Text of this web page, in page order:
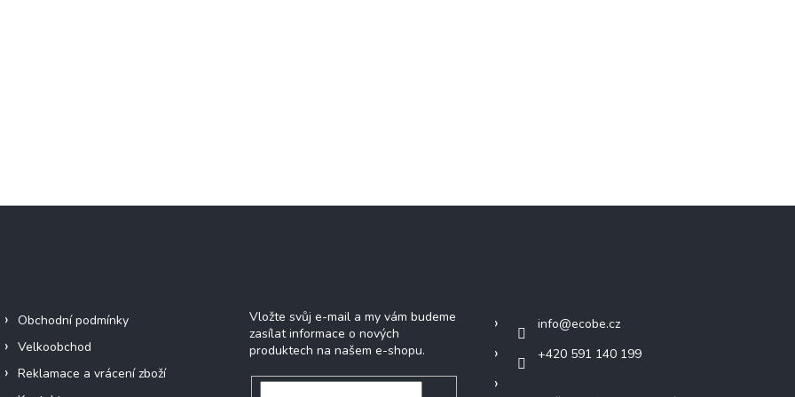
Obchodní podmínky
Velkoobchod
Reklamace a vrácení zboží
Vložte svůj e-mail a my vám budeme
zasílat informace o nových
produktech na našem e-shopu.
info@ecobe.cz
+420 591 140 199